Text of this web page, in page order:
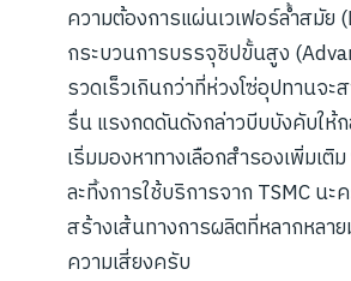
ความต้องการแผ่นเวเฟอร์ล้ำสมัย
กระบวนการบรรจุชิปขั้นสูง
รวดเร็วเกินกว่าที่ห่วงโซ่อุปทานจ
รื่น แรงกดดันดังกล่าวบีบบังคับให้
เริ่มมองหาทางเลือกสำรองเพิ่มเติ
ละทิ้งการใช้บริการจาก TSMC นะ
สร้างเส้นทางการผลิตที่หลากหลา
ความเสี่ยงครับ